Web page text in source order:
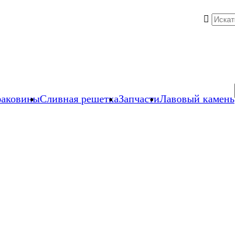
Сливная решеткаЗапчастиЛавовый камень
